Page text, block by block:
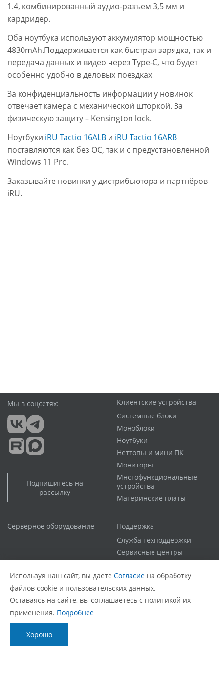
1.4, комбинированный аудио-разъем 3,5 мм и
кардридер.
Оба ноутбука используют аккумулятор мощностью
4830mAh.Поддерживается как быстрая зарядка, так и
передача данных и видео через Type-C, что будет
особенно удобно в деловых поездках.
За конфиденциальность информации у новинок
отвечает камера с механической шторкой. За
физическую защиту – Kensington lock.
Ноутбуки iRU Tactio 16ALB и iRU Tactio 16ARB
поставляются как без ОС, так и с предустановленной
Windows 11 Pro.
Заказывайте новинки у дистрибьютора и партнёров
iRU.
Мы в соцсетях:
Подпишитесь на
рассылку
Клиентские устройства
Системные блоки
Моноблоки
Ноутбуки
Неттопы и мини ПК
Мониторы
Многофункциональные
устройства
Материнские платы
Серверное оборудование
Поддержка
Служба техподдержки
Сервисные центры
Расширенная гарантия
Статус ремонта
FAQ
О компании
Используя наш сайт, вы даете Согласие на обработку
файлов cookie и пользовательских данных.
Оставаясь на сайте, вы соглашаетесь с политикой их
применения. Подробнее
Хорошо